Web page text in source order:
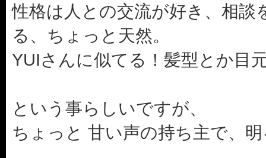
性格は人との交流が好き、相談
る、ちょっと天然。
YUIさんに似てる！髪型とか目
という事らしいですが、
ちょっと 甘い声の持ち主で、